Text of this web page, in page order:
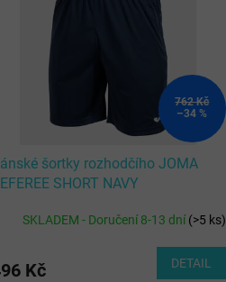
762 Kč
–34 %
šortky rozhodčího JOMA
SHORT NAVY
SKLADEM - Doručení 8-13 dní(>5 ks)
Kč DETAIL